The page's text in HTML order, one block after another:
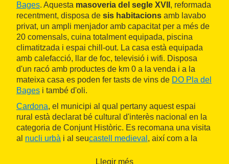
Bages. Aquesta masoveria del segle XVII , reformada
recentment, disposa de sis habitacions amb lavabo
privat, un ampli menjador amb capacitat per a més de
20 comensals, cuina totalment equipada, piscina
climatitzada i espai chill-out. La casa està equipada
amb calefacció, llar de foc, televisió i wifi. Disposa
d'un racó amb productes de km 0 a la venda i a la
mateixa casa es poden fer tasts de vins de DO Pla del
Bages i també d'oli.
Cardona, el municipi al qual pertany aquest espai
rural està declarat bé cultural d'interès nacional en la
categoria de Conjunt Històric. Es recomana una visita
al nucli urbà i al seucastell medieval , així com a la
naturals ideals per a descobrir a peu o en bicicleta,
Llegir més